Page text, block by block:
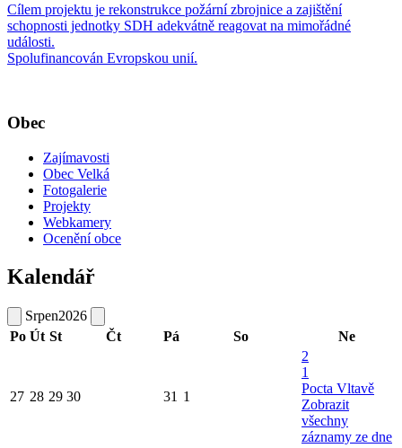
Cílem projektu je rekonstrukce požární zbrojnice a zajištění
schopnosti jednotky SDH adekvátně reagovat na mimořádné
události.
Spolufinancován Evropskou unií.
Obec
Zajímavosti
Obec Velká
Fotogalerie
Projekty
Webkamery
Ocenění obce
Kalendář
Srpen2026
Po Út St Čt Pá So Ne
27 28 29 30 31 1
2
1
Pocta Vltavě
Zobrazit
všechny
záznamy ze dne